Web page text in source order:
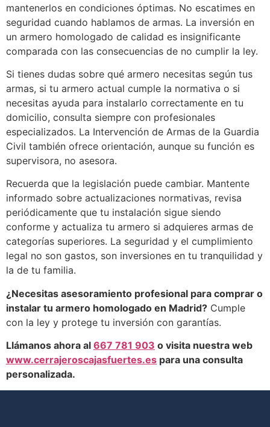
mantenerlos en condiciones óptimas. No escatimes en
seguridad cuando hablamos de armas. La inversión en
un armero homologado de calidad es insignificante
comparada con las consecuencias de no cumplir la ley.
Si tienes dudas sobre qué armero necesitas según tus
armas, si tu armero actual cumple la normativa o si
necesitas ayuda para instalarlo correctamente en tu
domicilio, consulta siempre con profesionales
especializados. La Intervención de Armas de la Guardia
Civil también ofrece orientación, aunque su función es
supervisora, no asesora.
Recuerda que la legislación puede cambiar. Mantente
informado sobre actualizaciones normativas, revisa
periódicamente que tu instalación sigue siendo
conforme y actualiza tu armero si adquieres armas de
categorías superiores. La seguridad y el cumplimiento
legal no son gastos, son inversiones en tu tranquilidad y
la de tu familia.
¿Necesitas asesoramiento profesional para comprar o
instalar tu armero homologado en Madrid? Cumple
con la ley y protege tu inversión con garantías.
Llámanos ahora al 667 781 903 o visita nuestra web
www.cerrajeroscajasfuertes.es para una consulta
personalizada.